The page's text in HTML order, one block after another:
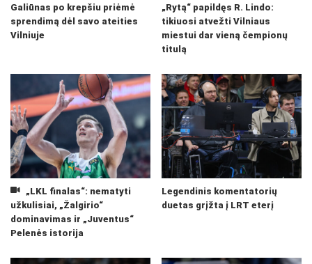
Galiūnas po krepšiu priėmė
sprendimą dėl savo ateities
Vilniuje
„Rytą“ papildęs R. Lindo:
tikiuosi atvežti Vilniaus
miestui dar vieną čempionų
titulą
„LKL finalas“: nematyti
užkulisiai, „Žalgirio“
dominavimas ir „Juventus“
Pelenės istorija
Legendinis komentatorių
duetas grįžta į LRT eterį